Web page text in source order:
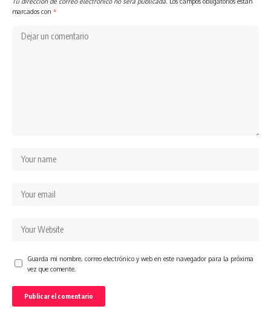
marcados con *
Guarda mi nombre, correo electrónico y web en este navegador para la próxima
vez que comente.